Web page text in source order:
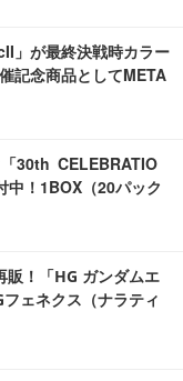
」が最終決戦時カラー
記念商品としてMETA
「30th CELEBRATIO
中！1BOX（20パック
販！「HG ガンダムエ
ェネクス（ナラティ